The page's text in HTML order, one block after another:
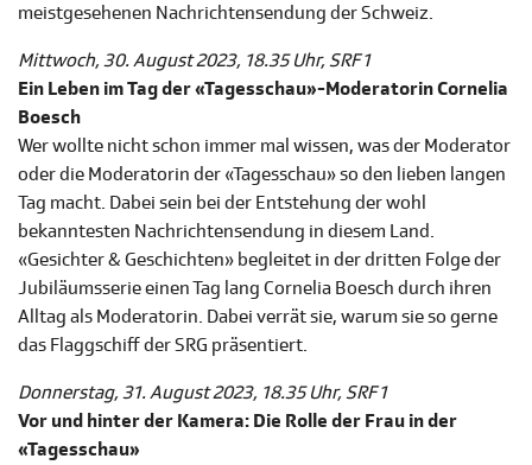
meistgesehenen Nachrichtensendung der Schweiz.
Mittwoch, 30. August 2023, 18.35 Uhr, SRF 1
Ein Leben im Tag der «Tagesschau»-Moderatorin Cornelia
Boesch
Wer wollte nicht schon immer mal wissen, was der Moderator
oder die Moderatorin der «Tagesschau» so den lieben langen
Tag macht. Dabei sein bei der Entstehung der wohl
bekanntesten Nachrichtensendung in diesem Land.
«Gesichter & Geschichten» begleitet in der dritten Folge der
Jubiläumsserie einen Tag lang Cornelia Boesch durch ihren
Alltag als Moderatorin. Dabei verrät sie, warum sie so gerne
das Flaggschiff der SRG präsentiert.
Donnerstag, 31. August 2023, 18.35 Uhr, SRF 1
Vor und hinter der Kamera: Die Rolle der Frau in der
«Tagesschau»